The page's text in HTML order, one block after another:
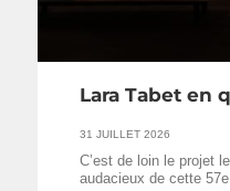
Lara Tabet en
31 JUILLET 2026
C’est de loin le projet
audacieux de cette